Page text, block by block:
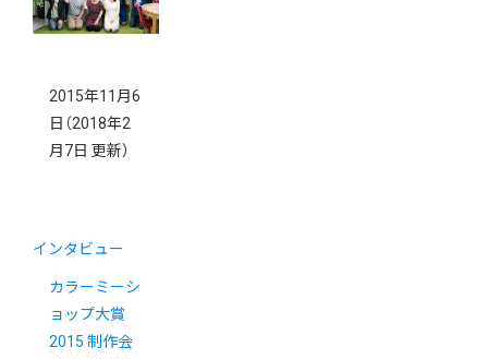
2015年11月6
日 （2018年2
月7日 更新）
インタビュー
カラーミーシ
ョップ大賞
2015 制作会